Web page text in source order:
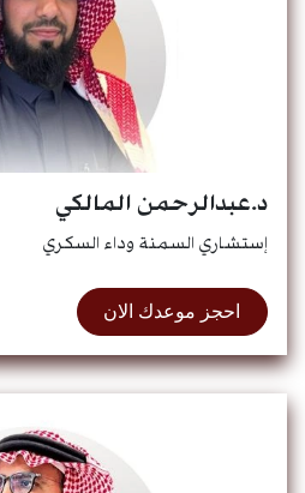
د.عبدالرحمن المالكي
إستشاري السمنة وداء السكري
احجز موعدك الان